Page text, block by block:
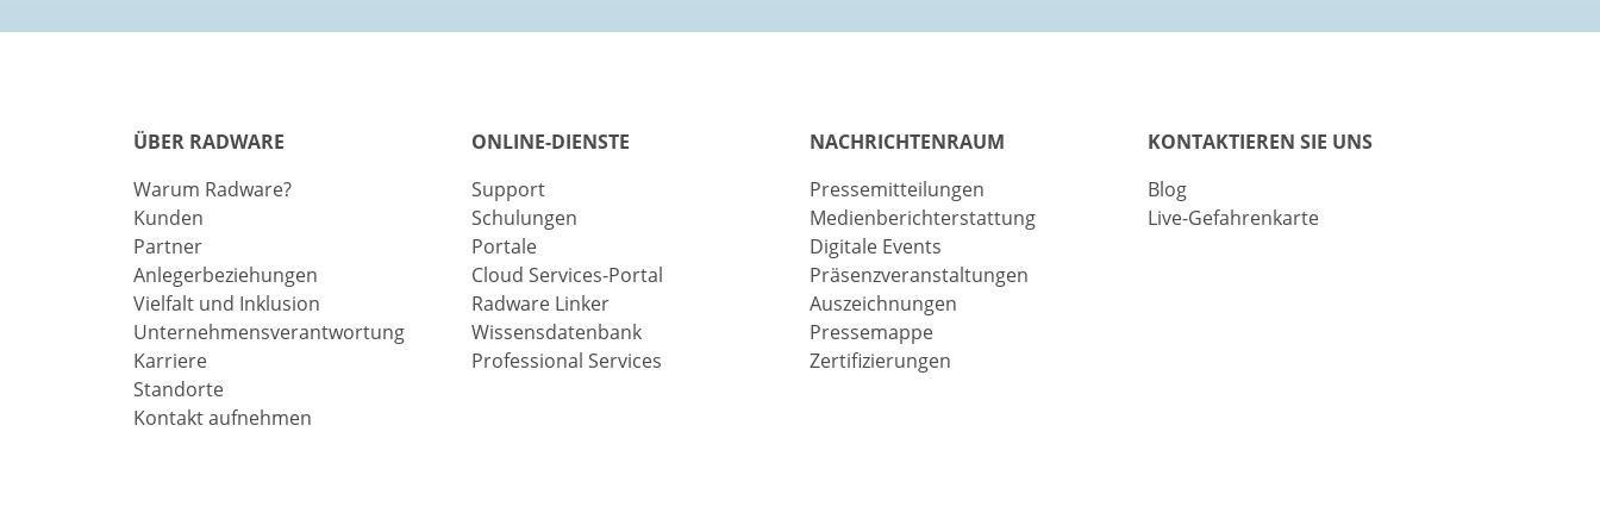
ÜBER RADWARE
Warum Radware?
Kunden
Partner
Anlegerbeziehungen
Vielfalt und Inklusion
Unternehmensverantwortung
Karriere
Standorte
Kontakt aufnehmen
ONLINE-DIENSTE
Support
Schulungen
Portale
Cloud Services-Portal
Radware Linker
Wissensdatenbank
Professional Services
NACHRICHTENRAUM
Pressemitteilungen
Medienberichterstattung
Digitale Events
Präsenzveranstaltungen
Auszeichnungen
Pressemappe
Zertifizierungen
KONTAKTIEREN SIE UNS
Blog
Live-Gefahrenkarte